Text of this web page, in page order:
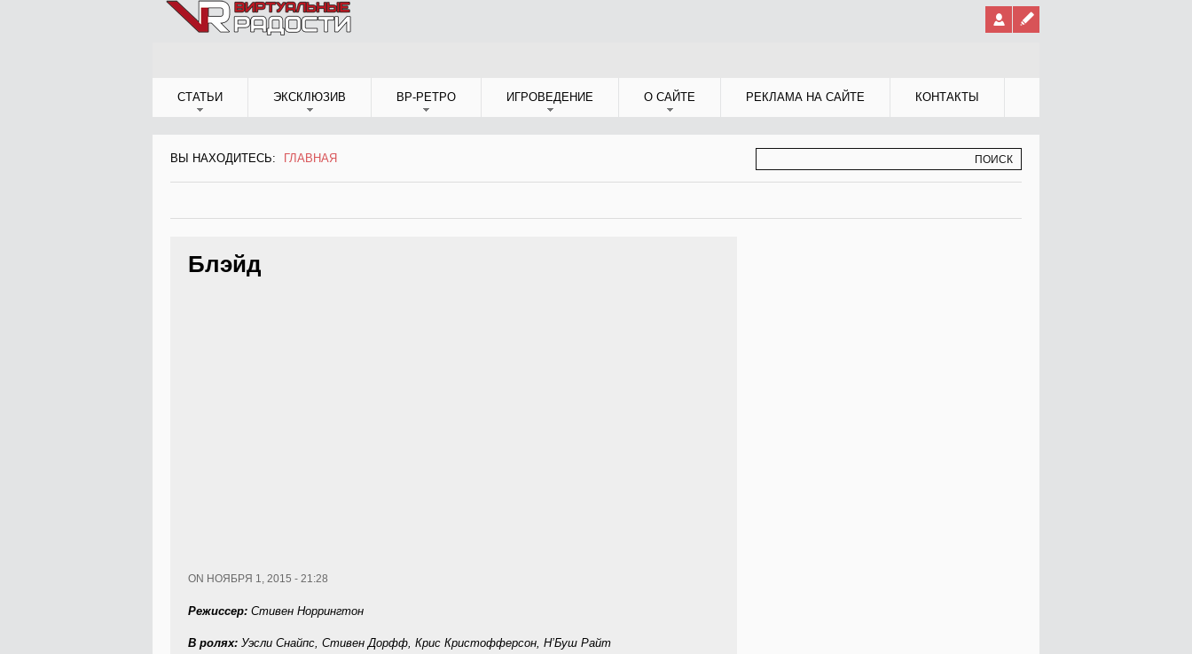
СТАТЬИ ЭКСКЛЮЗИВ ВР-РЕТРО ИГРОВЕДЕНИЕ О САЙТЕ РЕКЛАМА НА САЙТЕ КОНТАКТЫ
ВЫ НАХОДИТЕСЬ:
ВЫ НАХОДИТЕСЬ
ГЛАВНАЯ
Блэйд
ON НОЯБРЯ 1, 2015 - 21:28
Режиссер: Стивен Норрингтон
В ролях: Уэсли Снайпс, Стивен Дорфф, Крис Кристофферсон, Н’Буш Райт